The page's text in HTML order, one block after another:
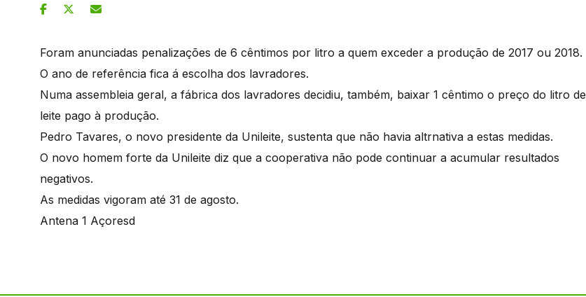
Foram anunciadas penalizações de 6 cêntimos por litro a quem exceder a produção de 2017 ou 2018.
O ano de referência fica á escolha dos lavradores.
Numa assembleia geral, a fábrica dos lavradores decidiu, também, baixar 1 cêntimo o preço do litro de
leite pago à produção.
Pedro Tavares, o novo presidente da Unileite, sustenta que não havia altrnativa a estas medidas.
O novo homem forte da Unileite diz que a cooperativa não pode continuar a acumular resultados
negativos.
As medidas vigoram até 31 de agosto.
Antena 1 Açoresd